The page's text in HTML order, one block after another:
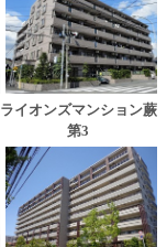
ライオンズマンション蕨
第3